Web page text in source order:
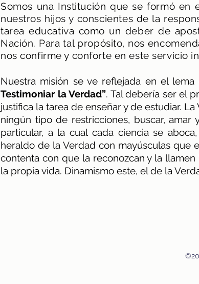
Somos una Institución que se formó en
nuestros hijos y conscientes de la
tarea educativa como un deber de
Nación. Para tal propósito, nos
nos confirme y conforte en este servicio
Nuestra misión se ve reflejada en el lema
Testimoniar la Verdad”. Tal debería ser el
justifica la tarea de enseñar y de estudiar.
ningún tipo de restricciones, buscar,
particular, a la cual cada ciencia se
heraldo de la Verdad con mayúsculas que
contenta con que la reconozcan y la llamen
la propia vida. Dinamismo este, el de la